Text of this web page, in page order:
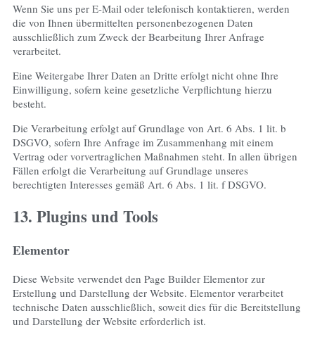
Wenn Sie uns per E-Mail oder telefonisch kontaktieren, werden
die von Ihnen übermittelten personenbezogenen Daten
ausschließlich zum Zweck der Bearbeitung Ihrer Anfrage
verarbeitet.
Eine Weitergabe Ihrer Daten an Dritte erfolgt nicht ohne Ihre
Einwilligung, sofern keine gesetzliche Verpflichtung hierzu
besteht.
Die Verarbeitung erfolgt auf Grundlage von Art. 6 Abs. 1 lit. b
DSGVO, sofern Ihre Anfrage im Zusammenhang mit einem
Vertrag oder vorvertraglichen Maßnahmen steht. In allen übrigen
Fällen erfolgt die Verarbeitung auf Grundlage unseres
berechtigten Interesses gemäß Art. 6 Abs. 1 lit. f DSGVO.
13. Plugins und Tools
Elementor
Diese Website verwendet den Page Builder Elementor zur
Erstellung und Darstellung der Website. Elementor verarbeitet
technische Daten ausschließlich, soweit dies für die Bereitstellung
und Darstellung der Website erforderlich ist.